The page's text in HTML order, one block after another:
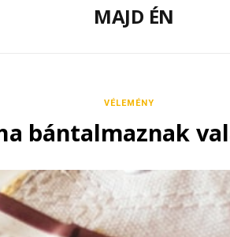
MAJD ÉN
VÉLEMÉNY
bántalmaznak